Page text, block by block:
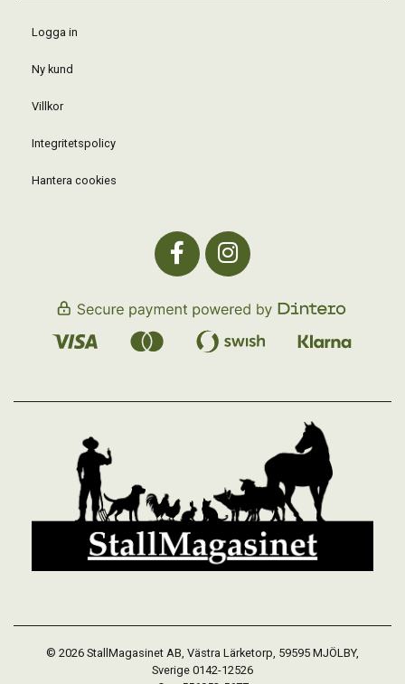
Logga in
Ny kund
Villkor
Integritetspolicy
Hantera cookies
© 2026 StallMagasinet AB, Västra Lärketorp, 59595 MJÖLBY,
Sverige 0142-12526